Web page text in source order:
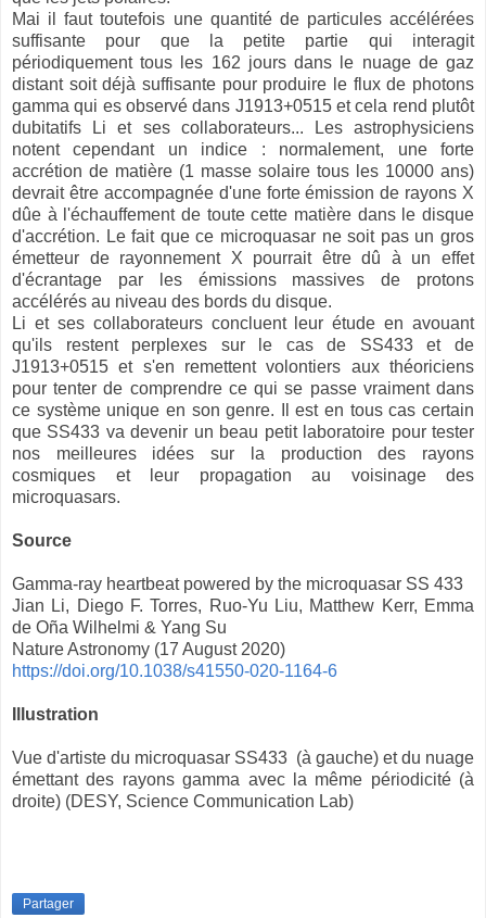
Mai il faut toutefois une quantité de particules accélérées
suffisante pour que la petite partie qui interagit
périodiquement tous les 162 jours dans le nuage de gaz
distant soit déjà suffisante pour produire le flux de photons
gamma qui es observé dans J1913+0515 et cela rend plutôt
dubitatifs Li et ses collaborateurs... Les astrophysiciens
notent cependant un indice : normalement, une forte
accrétion de matière (1 masse solaire tous les 10000 ans)
devrait être accompagnée d'une forte émission de rayons X
dûe à l'échauffement de toute cette matière dans le disque
d'accrétion. Le fait que ce microquasar ne soit pas un gros
émetteur de rayonnement X pourrait être dû à un effet
d'écrantage par les émissions massives de protons
accélérés au niveau des bords du disque.
Li et ses collaborateurs concluent leur étude en avouant
qu'ils restent perplexes sur le cas de SS433 et de
J1913+0515 et s'en remettent volontiers aux théoriciens
pour tenter de comprendre ce qui se passe vraiment dans
ce système unique en son genre. Il est en tous cas certain
que SS433 va devenir un beau petit laboratoire pour tester
nos meilleures idées sur la production des rayons
cosmiques et leur propagation au voisinage des
microquasars.
Source
Gamma-ray heartbeat powered by the microquasar SS 433
Jian Li, Diego F. Torres, Ruo-Yu Liu, Matthew Kerr, Emma
de Oña Wilhelmi & Yang Su
Nature Astronomy (17 August 2020)
https://doi.org/10.1038/s41550-020-1164-6
Illustration
Vue d'artiste du microquasar SS433 (à gauche) et du nuage
émettant des rayons gamma avec la même périodicité (à
droite) (DESY, Science Communication Lab)
Partager